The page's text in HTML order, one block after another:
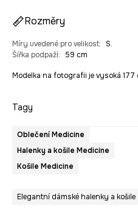
Rozměry
Míry uvedené pro velikost: S.
Šířka podpaží: 59 cm
Modelka na fotografii je vysoká 177
Tagy
Oblečení Medicine
Halenky a košile Medicine
Košile Medicine
Elegantní dámské halenky a košile